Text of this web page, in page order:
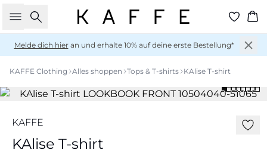
Suche
Melde dich hieran und erhalte 10% auf deine erste Bestellung*
KAFFE Clothing Alles shoppen Tops & T-shirts KAlise T-shirt
KAFFE
KAlise T-shirt